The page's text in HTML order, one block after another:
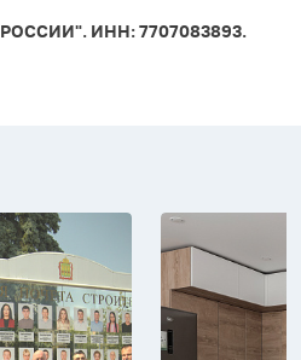
ИНН: 7707083893.